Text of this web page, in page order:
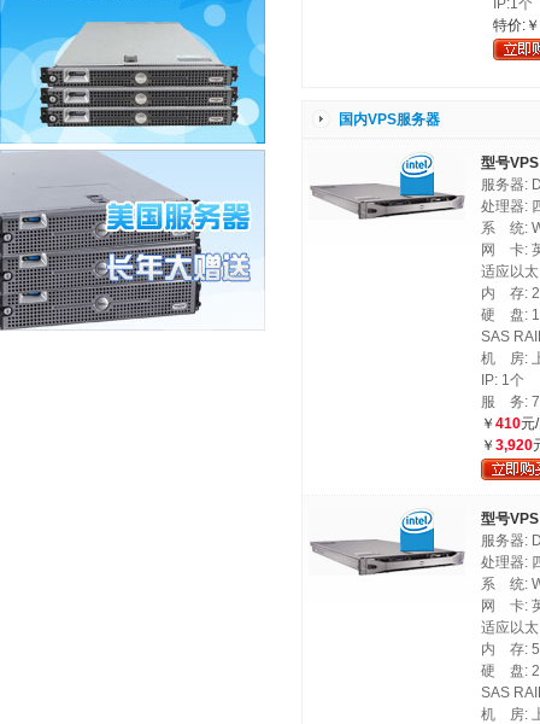
IP:1个
特价:￥
国内VPS服务器
型号
服务器:
处理器:
系 统:
网 卡:
适应以
内 存:
硬 盘:
SAS
机 房:
IP: 1个
服 务:
￥ 410元
￥ 3,920
型号
服务器:
处理器:
系 统:
网 卡:
适应以
内 存:
硬 盘:
SAS
机 房: